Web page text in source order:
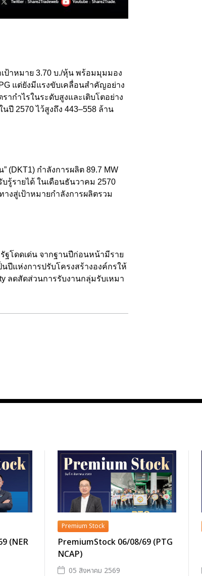
ป้าหมาย 3.70 บ./หุ้น พร้อมมุมมอง
แต่ยังมีแรงขับเคลื่อนสำคัญอย่าง
ากำไรในระดับสูงและเติบโตอย่าง
ปี 2570 ไว้สูงถึง 443–558 ล้าน
(DKT1) กำลังการผลิต 89.7 MW
รู้รายได้ ในเดือนธันวาคม 2570
งสู่เป้าหมายกำลังการผลิตรวม
ฐโดดเด่น จากฐานปีก่อนหน้ามีราย
ปีแห่งการปรับโครงสร้างองค์กรให้
ลดสัดส่วนการรับงานกลุ่มรับเหมา
(NER
Premium Stock
PremiumStock 06/08/69 (PTG
NCAP)
05 สิงหาคม 2569